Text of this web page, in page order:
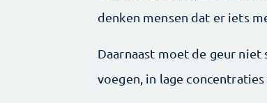
denken mensen dat er iets
Daarnaast moet de geur
voegen, in lage